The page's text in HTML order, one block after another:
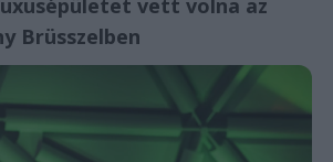
vett volna az
Brüsszelben